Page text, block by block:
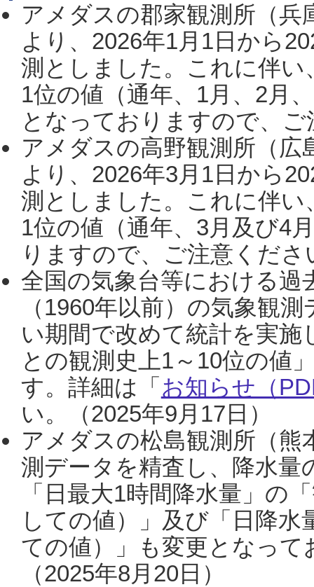
アメダスの郡家観測所（
より、2026年1月1日から
測としました。これに伴い
1位の値（通年、1月、2月
となっておりますので、
アメダスの高野観測所（
より、2026年3月1日から
測としました。これに伴い
1位の値（通年、3月及び4
りますので、ご注意くだ
全国の気象台等における過
（1960年以前）の気象観
い期間で改めて統計を実
との観測史上1～10位の値
す。詳細は「 お知らせ（
い。（2025年9月17日）
アメダスの松島観測所（熊
測データを精査し、降水
「日最大1時間降水量」の
しての値）」及び「日降
ての値）」も変更となっ
（2025年8月20日）